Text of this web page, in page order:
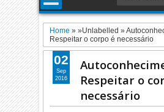
Home » »Unlabelled »
Respeitar o corpo é necessário
Respeitar o
necessário
02
Sep
2016